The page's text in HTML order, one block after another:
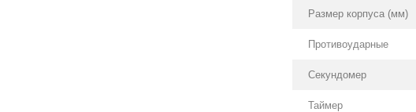
Размер корпуса (мм)
Противоударные
Секундомер
Таймер